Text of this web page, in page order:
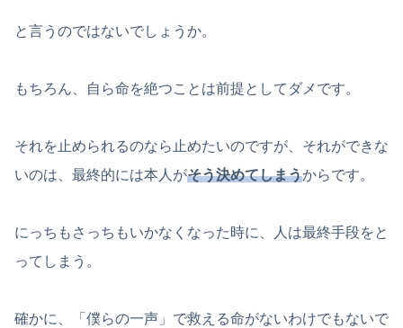
と言うのではないでしょうか。
もちろん、自ら命を絶つことは前提としてダメです。
それを止められるのなら止めたいのですが、それができな
いのは、最終的には本人がそう決めてしまうからです。
にっちもさっちもいかなくなった時に、人は最終手段をと
ってしまう。
確かに、「僕らの一声」で救える命がないわけでもないで